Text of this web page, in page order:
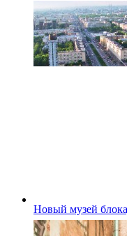
Новый музей